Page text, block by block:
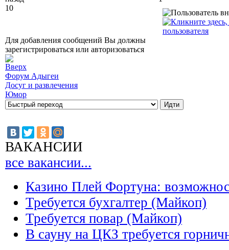
10
Для добавления сообщений Вы должны
зарегистрироваться или авторизоваться
Форум Адыгеи
Досуг и развлечения
Юмор
ВАКАНСИИ
все вакансии...
Казино Плей Фортуна:
Требуется бухгалтер (Майкоп)
Требуется повар (Майкоп)
В сауну на ЦКЗ требуется